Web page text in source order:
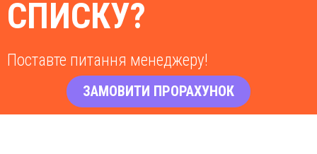
СПИСКУ?
Поставте питання менеджеру!
ЗАМОВИТИ ПРОРАХУНОК